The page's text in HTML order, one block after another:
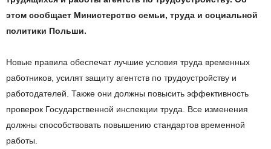
этом сообщает Министерство семьи, труда и социальной
политики Польши.
Новые правила обеспечат лучшие условия труда временных
работников, усилят защиту агентств по трудоустройству и
работодателей. Также они должны повысить эффективность
проверок Государственной инспекции труда. Все изменения
должны способствовать повышению стандартов временной
работы.